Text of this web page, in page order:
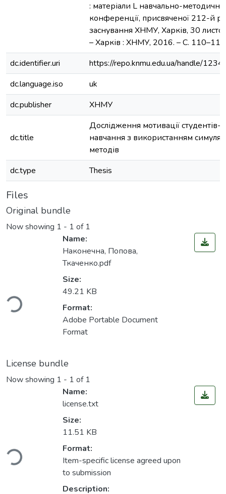
: матеріали L навчально-методичноЇ
конференції, присвяченої 212-й
заснування ХНМУ, Харків, 30
– Харків : ХНМУ, 2016. – С.
dc.identifier.uri
https://repo.knmu.edu.ua/handle/
dc.language.iso
uk
dc.publisher
ХНМУ
dc.title
Дослідження мотивації студентів-
навчання з використанням
методів
dc.type
Thesis
Files
Original bundle
Now showing 1 - 1 of 1
Name:
Наконечна, Попова,
Ткаченко.pdf
Size:
49.21 KB
Format:
Adobe Portable Document
Format
License bundle
Now showing 1 - 1 of 1
Name:
license.txt
Size:
11.51 KB
Format:
Item-specific license agreed upon
to submission
Description: